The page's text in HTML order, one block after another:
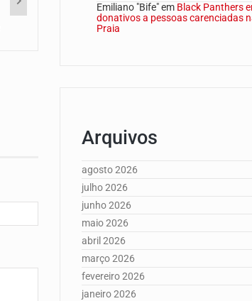
Emiliano "Bife"em Black Panthers
donativos a pessoas carenciadas
Praia
Arquivos
agosto 2026
julho 2026
junho 2026
maio 2026
abril 2026
março 2026
fevereiro 2026
janeiro 2026